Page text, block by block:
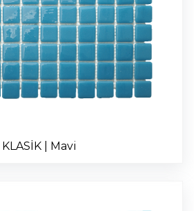
KLASİK | Mavi